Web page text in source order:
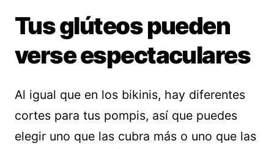
Tus glúteos pueden
verse espectaculares
Al igual que en los bikinis, hay diferentes
cortes para tus pompis, así que puedes
elegir uno que las cubra más o uno que las